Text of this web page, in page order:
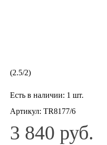
(2.5/2)
Есть в наличии: 1 шт.
Артикул: TR8177/6
3 840 руб.